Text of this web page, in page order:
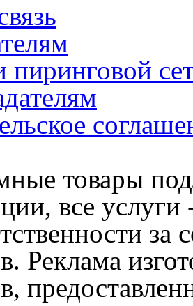
пиринговой
товары
все
Реклама